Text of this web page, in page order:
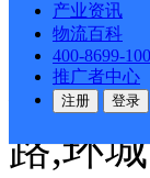
产业资讯
物流百科
400-8699-100
推广者中心
注册 登录
小区
城区
路,环